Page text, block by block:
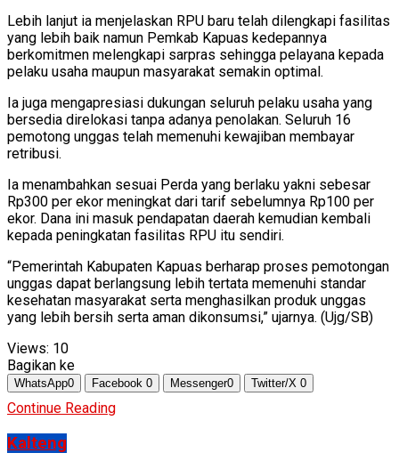
Lebih lanjut ia menjelaskan RPU baru telah dilengkapi fasilitas
yang lebih baik namun Pemkab Kapuas kedepannya
berkomitmen melengkapi sarpras sehingga pelayana kepada
pelaku usaha maupun masyarakat semakin optimal.
Ia juga mengapresiasi dukungan seluruh pelaku usaha yang
bersedia direlokasi tanpa adanya penolakan. Seluruh 16
pemotong unggas telah memenuhi kewajiban membayar
retribusi.
Ia menambahkan sesuai Perda yang berlaku yakni sebesar
Rp300 per ekor meningkat dari tarif sebelumnya Rp100 per
ekor. Dana ini masuk pendapatan daerah kemudian kembali
kepada peningkatan fasilitas RPU itu sendiri.
“Pemerintah Kabupaten Kapuas berharap proses pemotongan
unggas dapat berlangsung lebih tertata memenuhi standar
kesehatan masyarakat serta menghasilkan produk unggas
yang lebih bersih serta aman dikonsumsi,” ujarnya. (Ujg/SB)
Views: 10
Bagikan ke
WhatsApp0 Facebook 0 Messenger0 Twitter/X 0
Continue Reading
Kalteng